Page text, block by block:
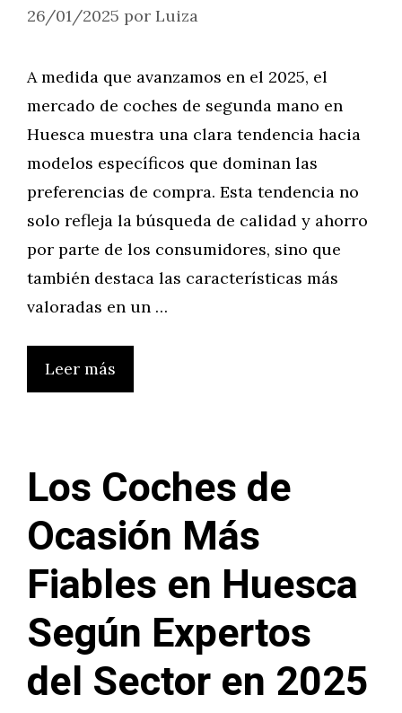
26/01/2025 por Luiza
A medida que avanzamos en el 2025, el
mercado de coches de segunda mano en
Huesca muestra una clara tendencia hacia
modelos específicos que dominan las
preferencias de compra. Esta tendencia no
solo refleja la búsqueda de calidad y ahorro
por parte de los consumidores, sino que
también destaca las características más
valoradas en un …
Leer más
Los Coches de
Ocasión Más
Fiables en Huesca
Según Expertos
del Sector en 2025